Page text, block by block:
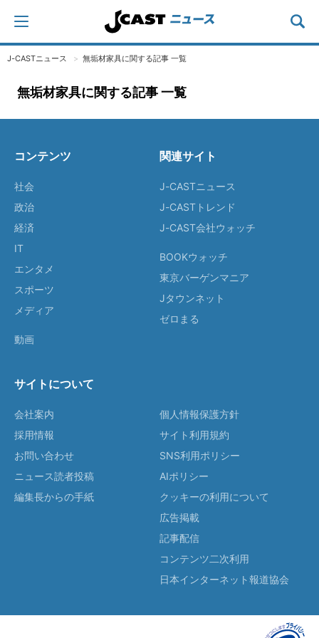
J-CASTニュース 無垢材家具に関する記事 一覧
無垢材家具に関する記事 一覧
コンテンツ
社会
政治
経済
IT
エンタメ
スポーツ
メディア
動画
関連サイト
J-CASTニュース
J-CASTトレンド
J-CAST会社ウォッチ
BOOKウォッチ
東京バーゲンマニア
Jタウンネット
ゼロまる
サイトについて
会社案内
採用情報
お問い合わせ
ニュース読者投稿
編集長からの手紙
個人情報保護方針
サイト利用規約
SNS利用ポリシー
AIポリシー
クッキーの利用について
広告掲載
記事配信
コンテンツ二次利用
日本インターネット報道協会